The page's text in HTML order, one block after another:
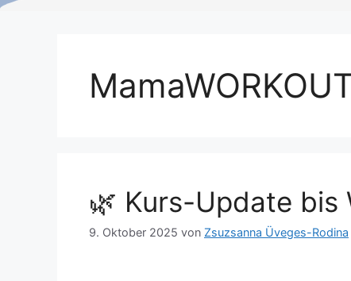
🌿 Kurs-Update bis
9. Oktober 2025 von Zsuzsanna Üveges-Rodina